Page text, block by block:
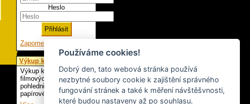
Heslo
Zapomenuté heslo
Výkup knih
Výkup knih, LP,
filmových plakátů,
pohlednic a ostatního
papírového artiklu.
Používáme cookies!
Dobrý den, tato webová stránka používá
nezbytné soubory cookie k zajištění správného
fungování stránek a také k měření návštěšvnosti,
které budou nastaveny až po souhlasu.